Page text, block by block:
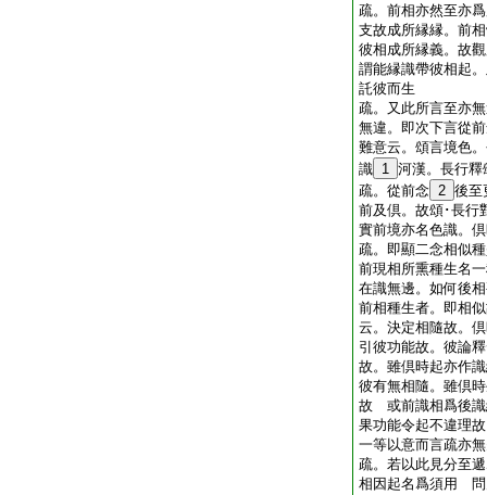
疏。前相亦然至亦
支故成所縁縁。前
彼相成所縁義。故
謂能縁識帶彼相起
託彼而生
疏。又此所言至亦
無違。即次下言從
難意云。頌言境色
識 1 河漢。長行
疏。從前念 2 後至
前及倶。故頌･長行
實前境亦名色識。
疏。即顯二念相似
前現相所熏種生名
在識無邊。如何後
前相種生者。即相
云。決定相隨故。
引彼功能故。彼論
故。雖倶時起亦作
彼有無相隨。雖倶
故 或前識相爲後識
果功能令起不違理
一等以意而言疏亦
疏。若以此見分至
相因起名爲須用 問